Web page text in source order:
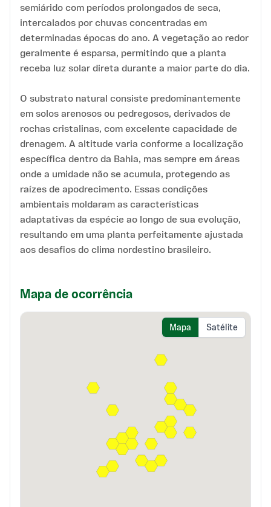
semiárido com períodos prolongados de seca,
intercalados por chuvas concentradas em
determinadas épocas do ano. A vegetação ao redor
geralmente é esparsa, permitindo que a planta
receba luz solar direta durante a maior parte do dia.
O substrato natural consiste predominantemente
em solos arenosos ou pedregosos, derivados de
rochas cristalinas, com excelente capacidade de
drenagem. A altitude varia conforme a localização
específica dentro da Bahia, mas sempre em áreas
onde a umidade não se acumula, protegendo as
raízes de apodrecimento. Essas condições
ambientais moldaram as características
adaptativas da espécie ao longo de sua evolução,
resultando em uma planta perfeitamente ajustada
aos desafios do clima nordestino brasileiro.
Mapa de ocorrência
Mapa Satélite